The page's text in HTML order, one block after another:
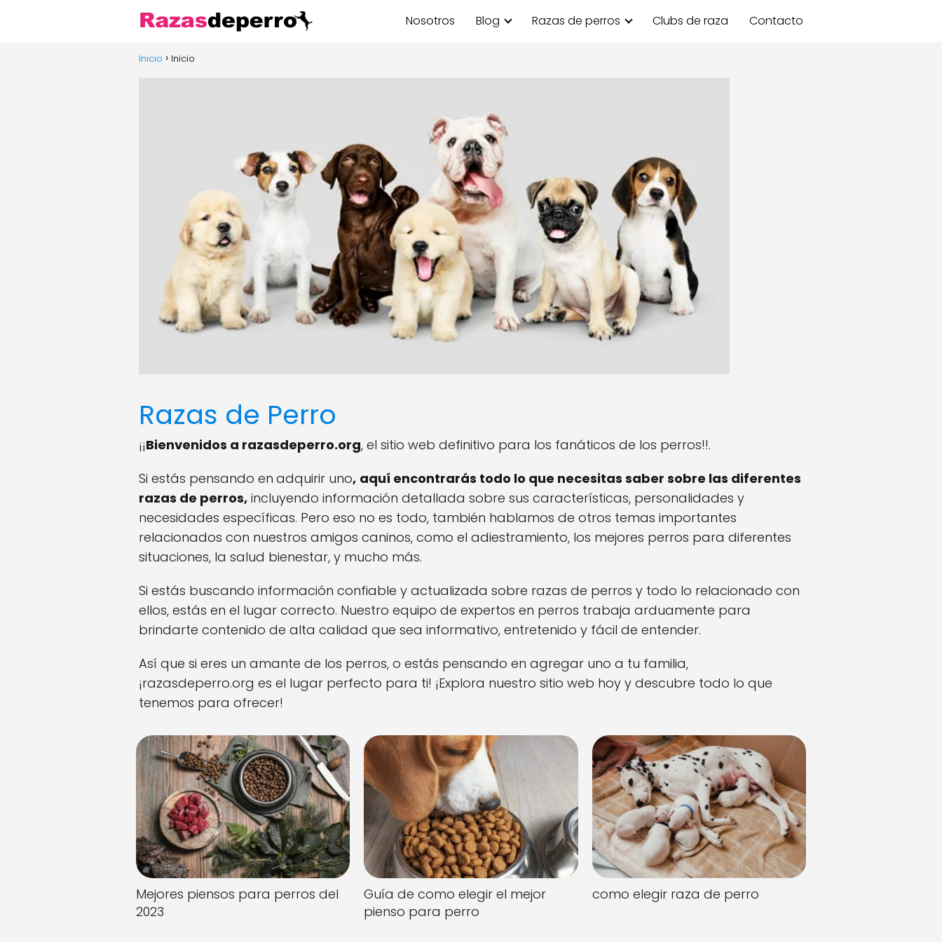
Nosotros Blog Razas de perros Clubs de raza Contacto
Inicio Inicio
Razas de Perro
¡¡Bienvenidos a razasdeperro.org, el sitio web definitivo para los fanáticos de los perros!!.
Si estás pensando en adquirir uno, aquí encontrarás todo lo que necesitas saber sobre las diferentes
razas de perros, incluyendo información detallada sobre sus características, personalidades y
necesidades específicas. Pero eso no es todo, también hablamos de otros temas importantes
relacionados con nuestros amigos caninos, como el adiestramiento, los mejores perros para diferentes
situaciones, la salud bienestar, y mucho más.
Si estás buscando información confiable y actualizada sobre razas de perros y todo lo relacionado con
ellos, estás en el lugar correcto. Nuestro equipo de expertos en perros trabaja arduamente para
brindarte contenido de alta calidad que sea informativo, entretenido y fácil de entender.
Así que si eres un amante de los perros, o estás pensando en agregar uno a tu familia,
¡razasdeperro.org es el lugar perfecto para ti! ¡Explora nuestro sitio web hoy y descubre todo lo que
tenemos para ofrecer!
Mejores piensos para perros del
2023
Guía de como elegir el mejor
pienso para perro
como elegir raza de perro